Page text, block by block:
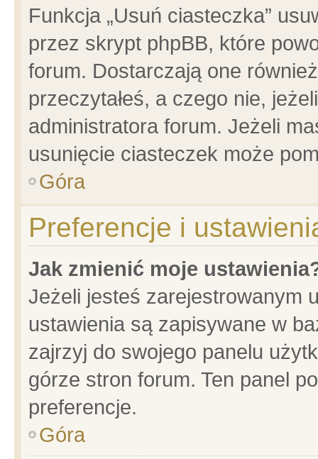
Funkcja „Usuń ciasteczka”
przez skrypt phpBB, które
forum. Dostarczają one
przeczytałeś, a czego nie,
administratora forum. Jeżeli
usunięcie ciasteczek może
Góra
Preferencje i
Jak zmienić moje
Jeżeli jesteś zarejestrowanym
ustawienia są zapisywane w
zajrzyj do swojego panelu
górze stron forum. Ten panel
preferencje.
Góra